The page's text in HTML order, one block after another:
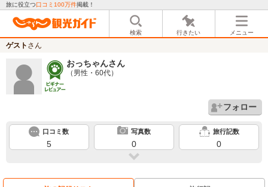
旅に役立つ口コミ100万件掲載！
検索 行きたい メニュー
ゲスト さん
おっちゃんさん
（男性・60代）
フォロー
口コミ数
5
写真数
0
旅行記数
0